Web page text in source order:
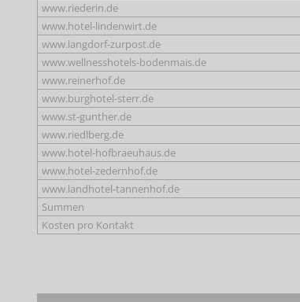
www.riederin.de
www.hotel-lindenwirt.de
www.langdorf-zurpost.de
www.wellnesshotels-bodenmais.de
www.reinerhof.de
www.burghotel-sterr.de
www.st-gunther.de
www.riedlberg.de
www.hotel-hofbraeuhaus.de
www.hotel-zedernhof.de
www.landhotel-tannenhof.de
Summen
Kosten pro Kontakt